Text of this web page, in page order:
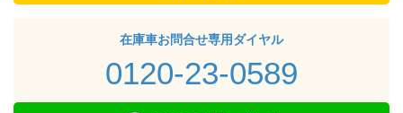
在庫車お問合せ専用ダイヤル
0120-23-0589